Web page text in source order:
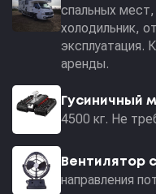
спальных
холодильник,
эксплуатация.
аренды.
Гусиничный
4500 кг. Не
Вентилятор
направления